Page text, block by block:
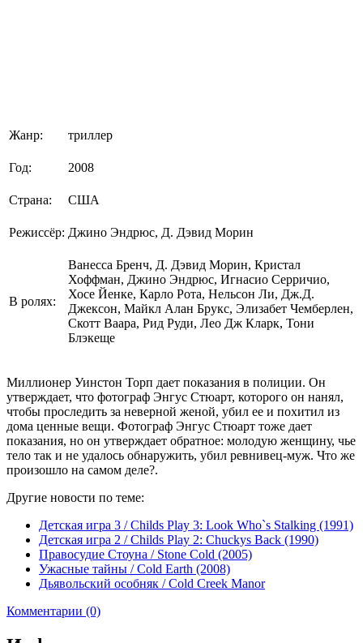
Жанр: триллер
Год: 2008
Страна: США
Режиссёр: Джино Эндрюс, Д. Дэвид Морин
В ролях:
Ванесса Бренч, Д. Дэвид Морин, Кристал
Хоффман, Джино Эндрюс, Игнасио Серричио,
Хосе Йенке, Карло Рота, Нельсон Ли, Дж.Д.
Джексон, Майкл Алан Брукс, Элизабет Чемберлен,
Скотт Ваара, Рид Руди, Лео Дж Кларк, Тони
Блэкеще
Миллионер Уинстон Торп дает показания в полиции. Он
утверждает, что фотограф Энгус Стюарт, которого он нанял,
чтобы проследить за неверной женой, убил ее и похитил из
дома ценные вещи. Фотограф Энгус Стюарт тоже дает
показания, но он утверждает обратное: молодую женщину, чье
тело так и не удалось обнаружить, убил ревнивец-муж. Что же
произошло на самом деле?.
Другие новости по теме:
Детская игра 3 / Childs Play 3: Look Who`s Stalking (1991)
Детская игра 2 / Childs Play 2: Chuckys Back (1990)
Правосудие Стоуна / Stone Cold (2005)
Ужасные тайны / Cold Earth (2008)
Дьявольский особняк / Cold Creek Manor
Комментарии (0)